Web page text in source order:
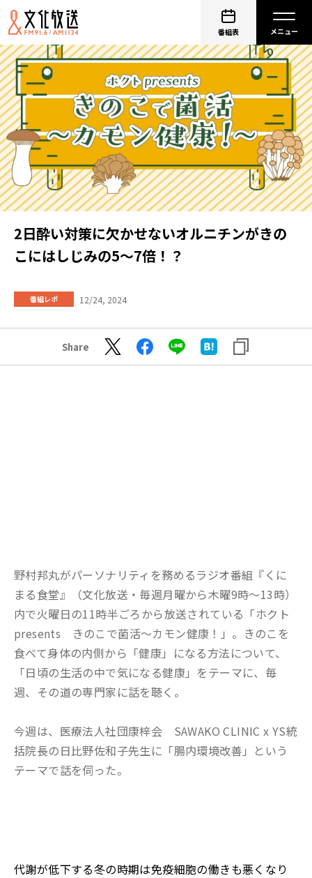
番組表
2日酔い対策に欠かせないオルニチンがきの
こにはしじみの5～7倍！？
番組レポ 12/24, 2024
Share
野村邦丸がパーソナリティを務めるラジオ番組『くに
まる食堂』（文化放送・毎週月曜から木曜9時～13時）
内で火曜日の11時半ごろから放送されている「ホクト
presents きのこで菌活～カモン健康！」。きのこを
食べて身体の内側から「健康」になる方法について、
「日頃の生活の中で気になる健康」をテーマに、毎
週、その道の専門家に話を聴く。
今週は、医療法人社団康梓会 SAWAKO CLINIC x YS統
括院長の日比野佐和子先生に「腸内環境改善」という
テーマで話を伺った。
代謝が低下する冬の時期は免疫細胞の働きも悪くなり